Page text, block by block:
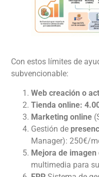
Con estos límites de
subvencionable:
Web creación o
Tienda online:
Marketing online
Gestión de
Manager): 250€/
Mejora de imagen
mul­timedia para